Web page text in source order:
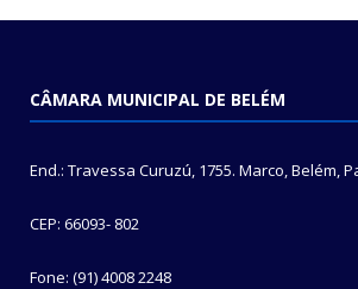
CÂMARA MUNICIPAL DE BELÉM
End.: Travessa Curuzú, 1755. Marco, Belém,
CEP: 66093- 802
Fone: (91) 4008 2248